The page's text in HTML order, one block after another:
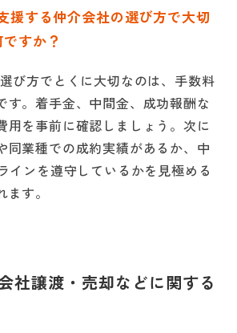
援する仲介会社の選び方で大切
すか？
び方でとくに大切なのは、手数料
す。着手金、中間金、成功報酬な
用を事前に確認しましょう。次に
同業種での成約実績があるか、中
インを遵守しているかを見極める
す。
社譲渡・売却などに関する